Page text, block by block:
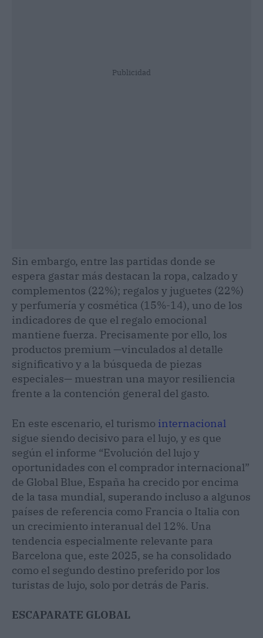
Publicidad
Sin embargo, entre las partidas donde se
espera gastar más destacan la ropa, calzado y
complementos (22%); regalos y juguetes (22%)
y perfumería y cosmética (15%-14), uno de los
indicadores de que el regalo emocional
mantiene fuerza. Precisamente por ello, los
productos premium —vinculados al detalle
significativo y a la búsqueda de piezas
especiales— muestran una mayor resiliencia
frente a la contención general del gasto.
En este escenario, el turismo internacional
sigue siendo decisivo para el lujo, y es que
según el informe “Evolución del lujo y
oportunidades con el comprador internacional”
de Global Blue, España ha crecido por encima
de la tasa mundial, superando incluso a algunos
países de referencia como Francia o Italia con
un crecimiento interanual del 12%. Una
tendencia especialmente relevante para
Barcelona que, este 2025, se ha consolidado
como el segundo destino preferido por los
turistas de lujo, solo por detrás de Paris.
ESCAPARATE GLOBAL